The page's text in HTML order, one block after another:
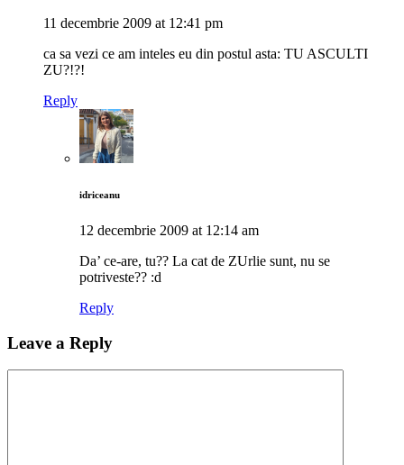
11 decembrie 2009 at 12:41 pm
ca sa vezi ce am inteles eu din postul asta: TU ASCULTI
ZU?!?!
Reply
idriceanu
12 decembrie 2009 at 12:14 am
Da’ ce-are, tu?? La cat de ZUrlie sunt, nu se
potriveste?? :d
Reply
Leave a Reply